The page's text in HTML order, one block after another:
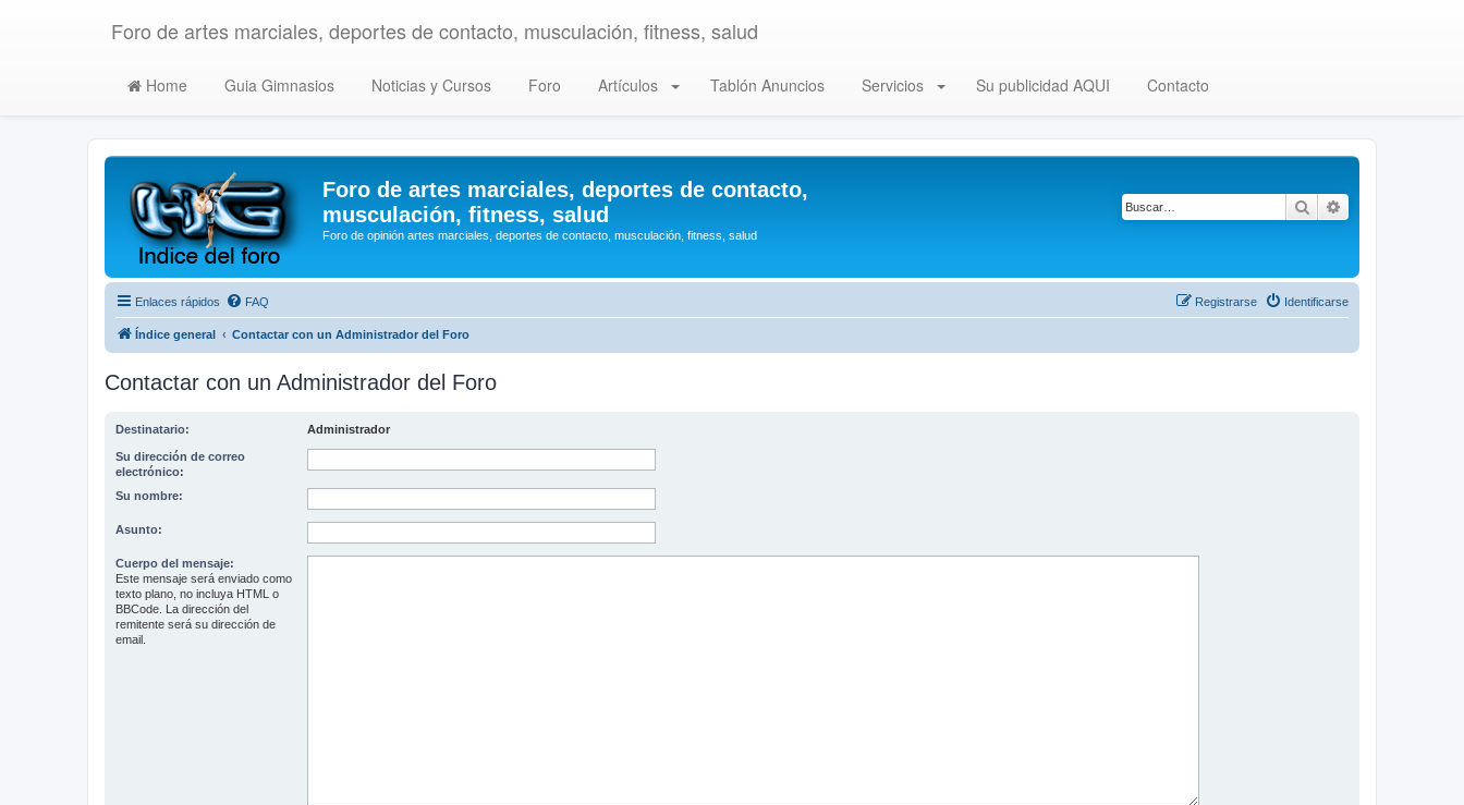
Foro de artes marciales, deportes de contacto, musculación, fitness, salud
Home Guia Gimnasios Noticias y Cursos Foro Artículos Tablón Anuncios Servicios Su publicidad AQUI Contacto
Foro de artes marciales, deportes de contacto,
musculación, fitness, salud
Foro de opinión artes marciales, deportes de contacto, musculación, fitness, salud
Buscar
Enlaces rápidos FAQ Identificarse
Registrarse
Índice general Contactar con un Administrador del Foro
Contactar con un Administrador del Foro
Destinatario: Administrador
Su dirección de correo
electrónico:
Su nombre:
Asunto:
Cuerpo del mensaje:
Este mensaje será enviado como
texto plano, no incluya HTML o
BBCode. La dirección del
remitente será su dirección de
email.